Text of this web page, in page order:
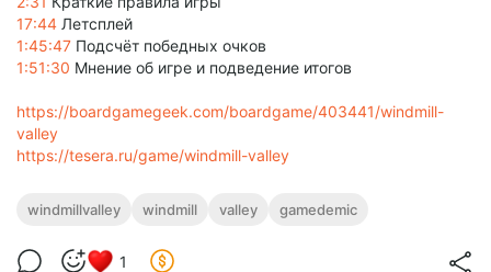
17:44 Летсплей
1:45:47 Подсчёт победных очков
1:51:30 Мнение об игре и подведение итогов
https://boardgamegeek.com/boardgame/403441/windmill-
valley
https://tesera.ru/game/windmill-valley
windmillvalley windmill valley gamedemic
1